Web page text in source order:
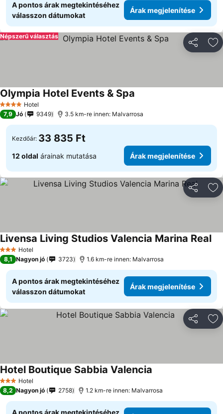
A pontos árak megtekintéséhez
válasszon dátumokat
Árak megjelenítése
Népszerű választás
4 KategóriaHotel
Olympia Hotel Events & Spa
7,9 Jó 9349 3.5 km-re innen: Malvarrosa
Kezdőár: 33 835 Ft
12 oldal árainak mutatása Árak megjelenítése
3 Kategória
Hotel
Livensa Living Studios Valencia Marina Real
8,1 Nagyon jó 3723 1.6 km-re innen: Malvarrosa
A pontos árak megtekintéséhez
válasszon dátumokat
Árak megjelenítése
3 Kategória
Hotel
Hotel Boutique Sabbia Valencia
8,2 Nagyon jó 2758 1.2 km-re innen: Malvarrosa
A pontos árak megtekintéséhez